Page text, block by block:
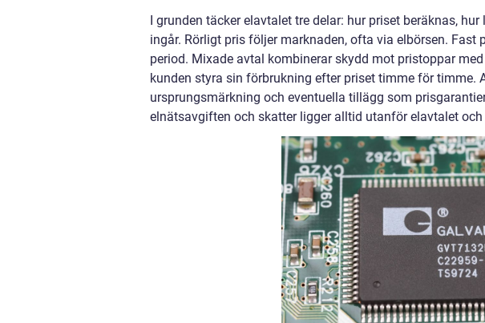
I grunden täcker elavtalet tre delar: hur priset beräknas,
ingår. Rörligt pris följer marknaden, ofta via elbörsen. Fast
period. Mixade avtal kombinerar skydd mot pristoppar
kunden styra sin förbrukning efter priset timme för timme.
ursprungsmärkning och eventuella tillägg som
elnätsavgiften och skatter ligger alltid utanför elavtalet